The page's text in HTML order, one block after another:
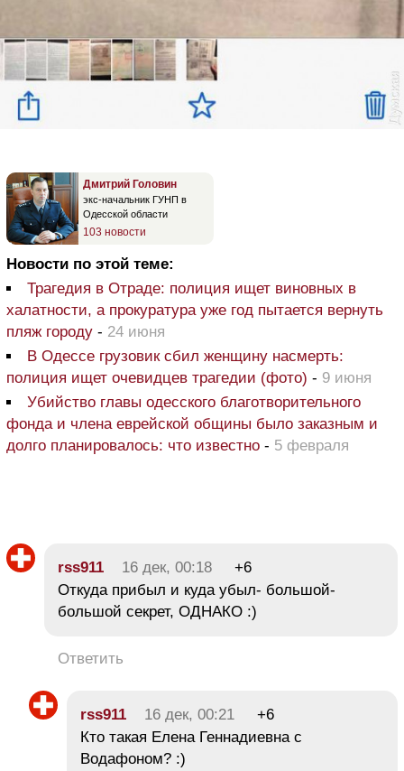
Дмитрий Головин
экс-начальник ГУНП в
Одесской области
103 новости
Новости по этой теме:
Трагедия в Отраде: полиция ищет виновных в
халатности, а прокуратура уже год пытается вернуть
пляж городу - 24 июня
В Одессе грузовик сбил женщину насмерть:
полиция ищет очевидцев трагедии (фото) - 9 июня
Убийство главы одесского благотворительного
фонда и члена еврейской общины было заказным и
долго планировалось: что известно - 5 февраля
rss911 16 дек, 00:18
+6
Откуда прибыл и куда убыл- большой-
большой секрет, ОДНАКО :)
Ответить
rss911 16 дек, 00:21
+6
Кто такая Елена Геннадиевна с
Водафоном? :)